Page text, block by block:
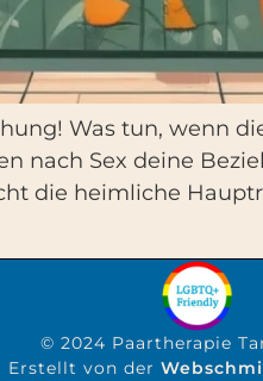
Was tun, wenn
nach Sex deine
die heimliche
© 2024 Paartherapie
Erstellt von der